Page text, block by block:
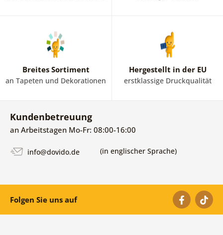
Breites Sortiment
an Tapeten und Dekorationen
Hergestellt in der EU
erstklassige Druckqualität
Kundenbetreuung
an Arbeitstagen Mo-Fr: 08:00-16:00
info@dovido.de (in englischer Sprache)
Folgen Sie uns auf